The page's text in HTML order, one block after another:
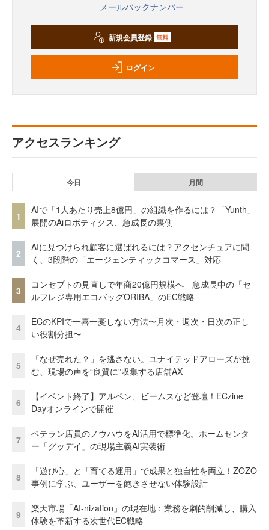
メールバックナンバー
新規会員登録 無料
ログイン
アクセスランキング
今日 月間
1
AIで「1人あたり売上8億円」の組織を作るには？「Yunth」
展開のAiロボティクス、急成長の裏側
2
AIに見つけられ顧客に選ばれるには？アクセンチュアに聞
く、3段階の「エージェンティックコマース」対応
3
コンセプトの見直しで年商20億円規模へ 急成長中の「セ
ルフレジ専用エコバッグORIBA」のEC戦略
4
ECのKPIで一喜一憂しない方法〜月次・週次・日次の正し
い役割分担〜
5
「なぜ売れた？」を逃さない。ユナイテッドアローズが挑
む、現場の声を“良質に”収集する店舗AX
6
【イベント終了】アルペン、ビームスなど登壇！ECzine
Dayオンラインで開催
7
ベテラン店員のノウハウをAI活用で標準化。ホームセンタ
ー「グッデイ」の現場主義AI実装術
8
「遊び心」と「育てる運用」で成果と独自性を両立！ZOZO
事例に学ぶ、ユーザーを飽きさせない体験設計
9
楽天市場「AI-nization」の現在地：業務を劇的削減し、購入
体験を革新する次世代EC戦略